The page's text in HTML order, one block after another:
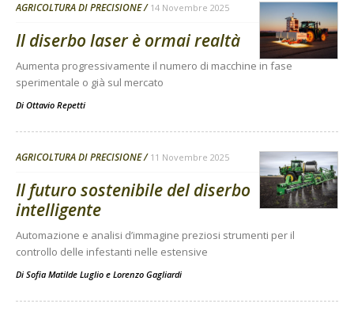
AGRICOLTURA DI PRECISIONE 14 Novembre 2025
Il diserbo laser è ormai realtà
Aumenta progressivamente il numero di macchine in fase
sperimentale o già sul mercato
Di Ottavio Repetti
AGRICOLTURA DI PRECISIONE 11 Novembre 2025
Il futuro sostenibile del diserbo
intelligente
Automazione e analisi d’immagine preziosi strumenti per il
controllo delle infestanti nelle estensive
Di Sofia Matilde Luglio e Lorenzo Gagliardi